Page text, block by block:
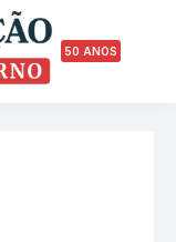
50 ANOS